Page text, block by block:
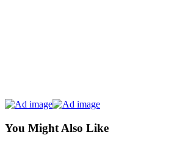
You Might Also Like